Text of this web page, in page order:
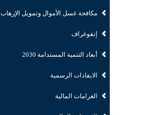
مكافحة غسل الأموال وتمويل الإرهاب
إنفوغراف
أبعاد التنمية المستدامة 2030
الايفادات الرسمية
الغرامات المالية